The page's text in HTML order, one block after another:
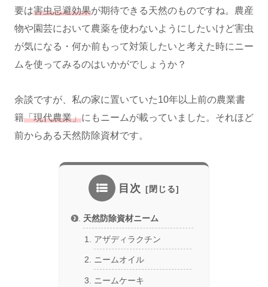
要は害虫忌避効果が期待できる天然のものですね。農産
物や園芸において農薬を使わないようにしたいけど害虫
が気になる・何か前もって対策したいと考えた時にニー
ムを使ってみるのはいかがでしょうか？
余談ですが、私の家に置いていた10年以上前の農業書
籍「現代農業」にもニームが載っていました。それほど
前からある天然防除資材です。
目次
天然防除資材ニーム
アザディラクチン
ニームオイル
ニームケーキ